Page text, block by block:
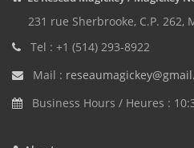
231 rue Sherbrooke, C.P. 262,
Tel : +1 (514) 293-8922
Mail :
Business Hours / Heures :